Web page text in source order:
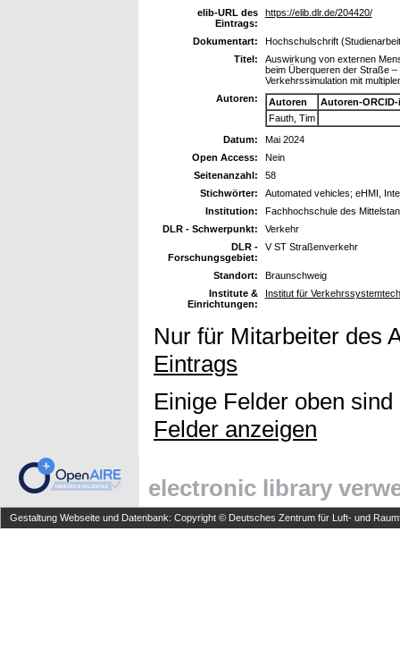
elib-URL des
Eintrags:
https://elib.dlr.de/204420/
Dokumentart:
Hochschulschrift
Titel:
Auswirkung von externen
beim Überqueren der Straße
Verkehrssimulation mit
Autoren:
Autoren
Autoren-ORCID-
Fauth, Tim
Datum:
Mai 2024
Open Access:
Nein
Seitenanzahl:
58
Stichwörter:
Automated vehicles; eHMI,
Institution:
Fachhochschule des
DLR - Schwerpunkt:
Verkehr
DLR -
Forschungsgebiet:
V ST Straßenverkehr
Standort:
Braunschweig
Institute &
Einrichtungen:
Institut für
Nur für Mitarbeiter des
Eintrags
Einige Felder oben
Felder anzeigen
electronic library
Gestaltung Webseite und Datenbank: Copyright © Deutsches Zentrum für Luft- und